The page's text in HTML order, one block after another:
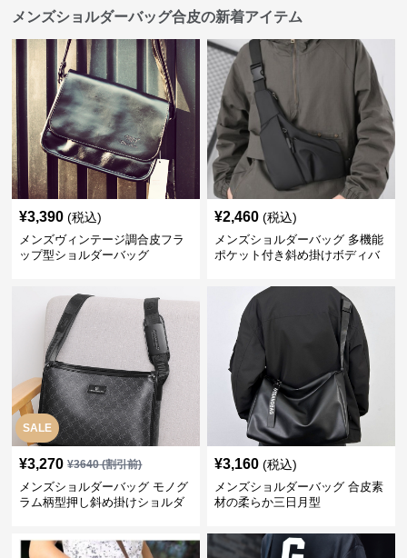
メンズショルダーバッグ合皮の新着アイテム
¥3,390 (税込)
メンズヴィンテージ調合皮フラ
ップ型ショルダーバッグ
¥2,460 (税込)
メンズショルダーバッグ 多機能
ポケット付き斜め掛けボディバ
SALE
¥3,270 ¥3640(割引前)
メンズショルダーバッグ モノグ
ラム柄型押し斜め掛けショルダ
¥3,160 (税込)
メンズショルダーバッグ 合皮素
材の柔らか三日月型